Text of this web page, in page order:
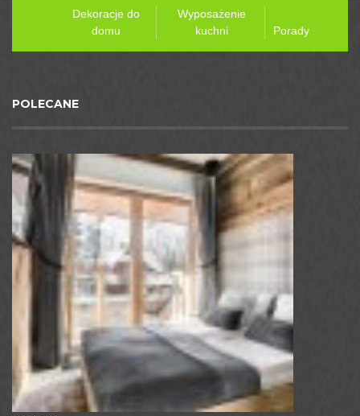
Dekoracje do
domu
Wyposażenie
kuchni
Porady
POLECANE